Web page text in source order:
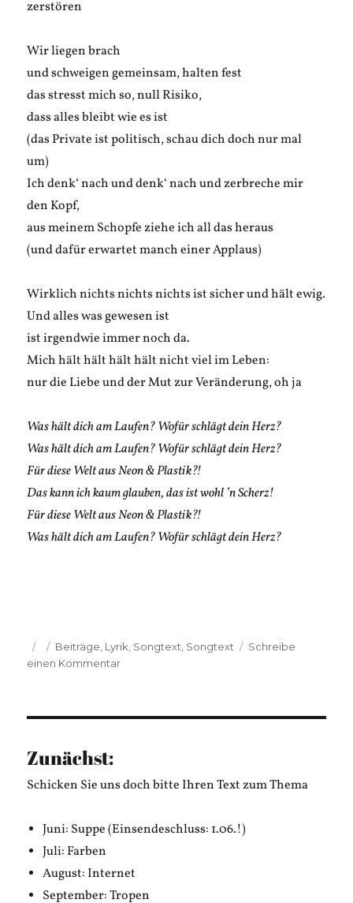
zerstören
Wir liegen brach
und schweigen gemeinsam, halten fest
das stresst mich so, null Risiko,
dass alles bleibt wie es ist
(das Private ist politisch, schau dich doch nur mal
um)
Ich denk‘ nach und denk‘ nach und zerbreche mir
den Kopf,
aus meinem Schopfe ziehe ich all das heraus
(und dafür erwartet manch einer Applaus)
Wirklich nichts nichts nichts ist sicher und hält ewig.
Und alles was gewesen ist
ist irgendwie immer noch da.
Mich hält hält hält hält nicht viel im Leben:
nur die Liebe und der Mut zur Veränderung, oh ja
Was hält dich am Laufen? Wofür schlägt dein Herz?
Was hält dich am Laufen? Wofür schlägt dein Herz?
Für diese Welt aus Neon & Plastik?!
Das kann ich kaum glauben, das ist wohl ’n Scherz!
Für diese Welt aus Neon & Plastik?!
Was hält dich am Laufen? Wofür schlägt dein Herz?
Veröffentlicht
am
Kategorien
Beiträge Lyrik Songtext Songtext
Schreibe
einen Kommentarzu
Zunächst:
Schicken Sie uns doch bitte Ihren Text zum Thema
Juni: Suppe (Einsendeschluss: 1.06.!)
Juli: Farben
August: Internet
September: Tropen